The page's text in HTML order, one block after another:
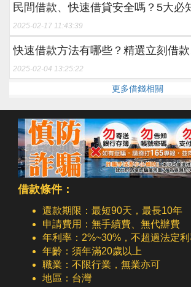
民間借款、快速借貸安全嗎？5大必
借款、民間借款
2025-02-17 11:43:39
快速借款方法有哪些？精選立刻借
安全借錢平台！
2025-02-04 13:25:22
更多借錢相關
借款條件：
還款期限：最短90天，最長10年
申請費用：無手續費、無代辦費
年利率：2%~30%，不超過法定
年齡：須年滿20歲以上
職業：不限行業，無業亦可
地區：台灣